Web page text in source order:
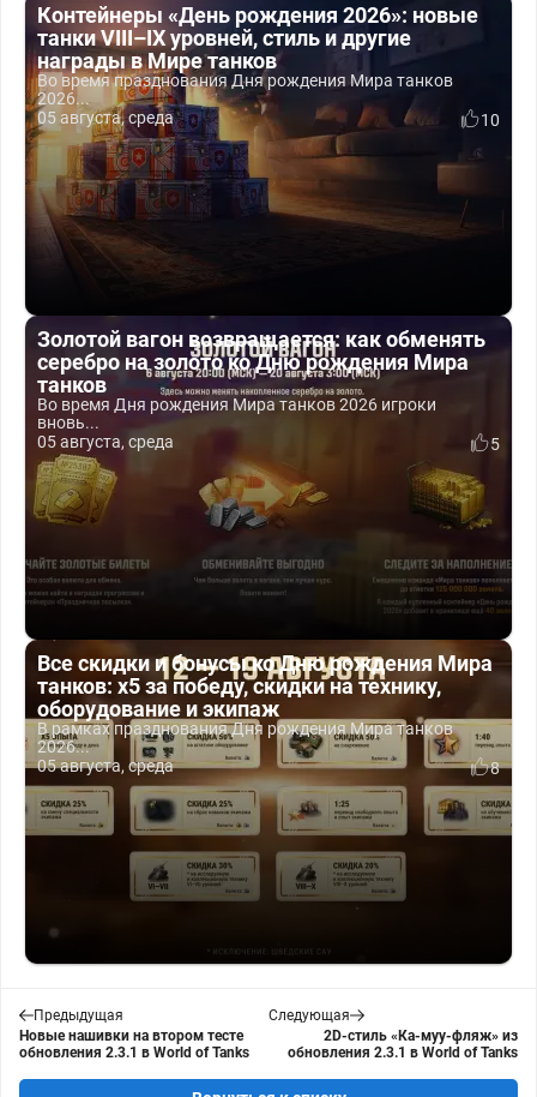
Контейнеры «День рождения 2026»: новые
танки VIII–IX уровней, стиль и другие
награды в Мире танков
Во время празднования Дня рождения Мира танков
2026...
05 августа, среда
10
Золотой вагон возвращается: как обменять
серебро на золото ко Дню рождения Мира
танков
Во время Дня рождения Мира танков 2026 игроки
вновь...
05 августа, среда
5
Все скидки и бонусы ко Дню рождения Мира
танков: x5 за победу, скидки на технику,
оборудование и экипаж
В рамках празднования Дня рождения Мира танков
2026...
05 августа, среда
8
Предыдущая
Новые нашивки на втором тесте
обновления 2.3.1 в World of Tanks
Следующая
2D-стиль «Ка-муу-фляж» из
обновления 2.3.1 в World of Tanks